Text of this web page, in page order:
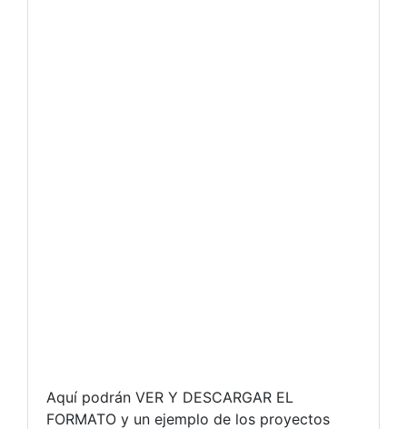
Aquí podrán VER Y DESCARGAR EL
FORMATO y un ejemplo de los proyectos